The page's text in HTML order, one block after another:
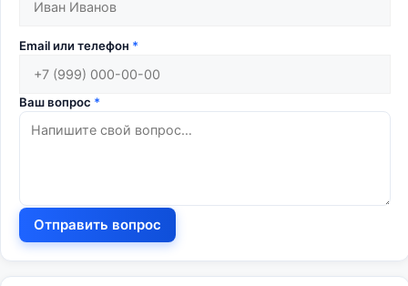
Email или телефон *
Ваш вопрос *
Отправить вопрос